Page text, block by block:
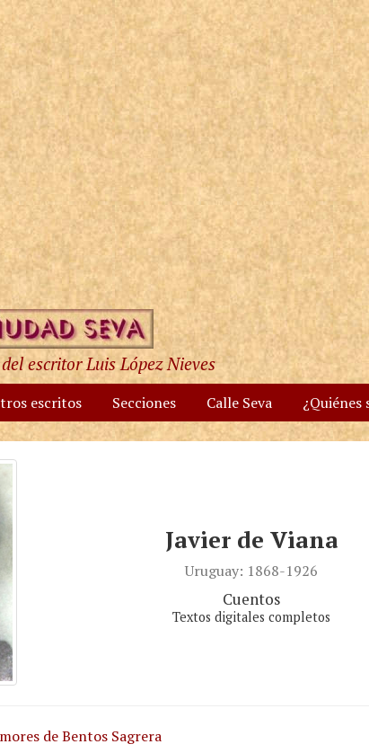
escritor Luis López Nieves
escritos Secciones Calle Seva ¿Quiénes
Javier de Viana
Uruguay: 1868-1926
Cuentos
Textos digitales completos
de Bentos Sagrera